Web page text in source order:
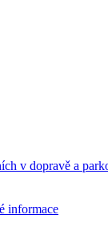
v dopravě a
informace